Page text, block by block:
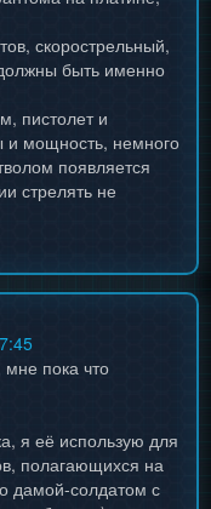
скорострельный,
быть именно
пистолет и
и мощность, немного
появляется
стрелять не
пока что
я её использую для
полагающихся на
дамой-солдатом с